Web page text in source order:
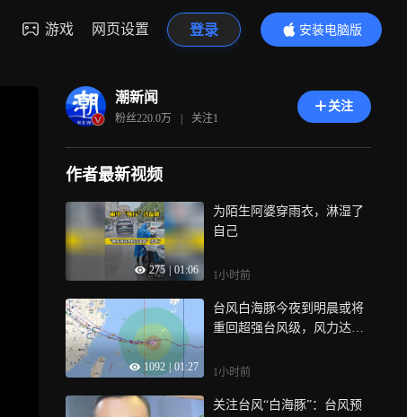
游戏 网页设置 登录
安装电脑版
内容更精彩
潮新闻
粉丝220.0万 | 关注1
关注
作者最新视频
275 | 01:06
为陌生阿婆穿雨衣，淋湿了
自己
1小时前
1092 01:27
台风白海豚今夜到明晨或将
重回超强台风级，风力达到1
1小时前
关注台风“白海豚”：台风预